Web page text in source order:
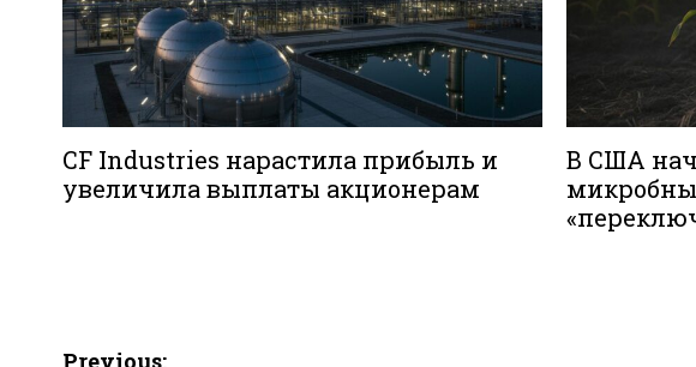
CF Industries нарастила прибыль и
увеличила выплаты акционерам
В США
Previous: